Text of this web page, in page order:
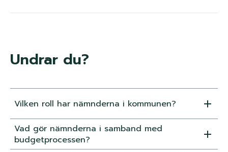
Undrar du?
Vilken roll har nämnderna i kommunen?
Vad gör nämnderna i samband med
budgetprocessen?